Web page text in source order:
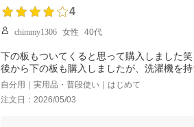
4
chimmy1306 女性 40代
下の板もついてくると思って購入しました笑
後から下の板も購入しましたが、洗濯機を
自分用｜実用品・普段使い｜はじめて
注文日：2026/05/03